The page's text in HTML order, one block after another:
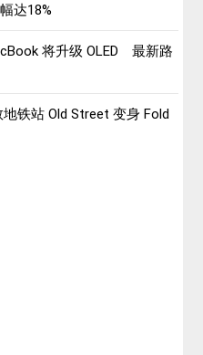
达18%
将升级 OLED 最新路
铁站 Old Street 变身 Fold